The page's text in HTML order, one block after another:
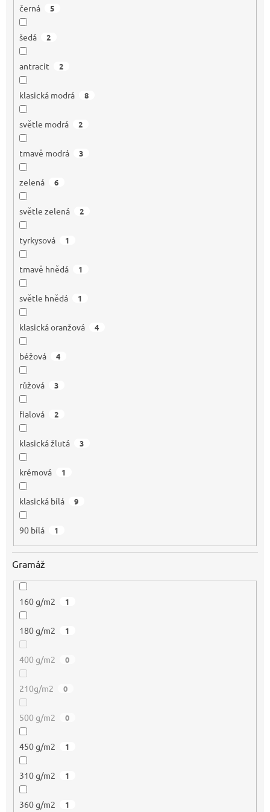
černá 5
šedá 2
antracit 2
klasická modrá 8
světle modrá 2
tmavě modrá 3
zelená 6
světle zelená 2
tyrkysová 1
tmavě hnědá 1
světle hnědá 1
klasická oranžová 4
béžová 4
růžová 3
fialová 2
klasická žlutá 3
krémová 1
klasická bílá 9
90 bílá 1
Gramáž
160 g/m2 1
180 g/m2 1
400 g/m2 0
210g/m2 0
500 g/m2 0
450 g/m2 1
310 g/m2 1
360 g/m2 1